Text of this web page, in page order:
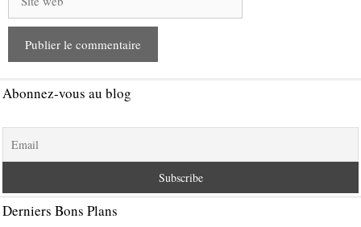
web
Abonnez-vous au blog
Derniers Bons Plans